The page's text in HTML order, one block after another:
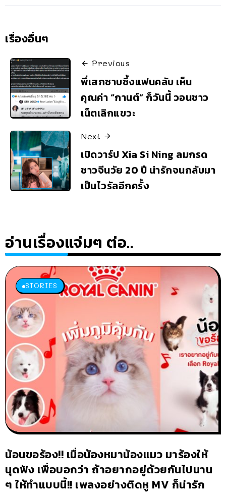
เรื่องอื่นๆ
Previous
พี่เสกซาบซึ้งแฟนคลับ เห็น
คุณค่า “กานต์” ก็วันนี้ วอนชาว
เน็ตเลิกแขวะ
Next
เปิดวาร์ป Xia Si Ning ลมกรด
ชาวจีนวัย 20 ปี น่ารักจนกลับมา
เป็นไวรัลอีกครั้ง
อ่านเรื่องแจ่มๆ ต่อ..
STORIES
น้อนขอร้อง!! เมื่อน้องหมาน้องแมว มาร้องให้
นุดฟัง เพื่อบอกว่า ถ้าอยากอยู่ด้วยกันไปนาน
ๆ ให้ทำแบบนี้!! เพลงอย่างติดหู MV ก็น่ารัก